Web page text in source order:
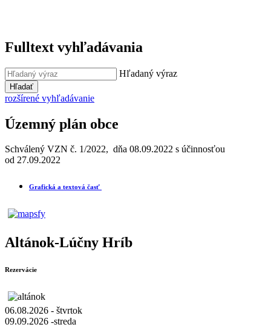
Fulltext vyhľadávania
Hľadaný výraz
Hľadať
rozšírené vyhľadávanie
Územný plán obce
Schválený VZN č. 1/2022, dňa 08.09.2022 s účinnosťou
od 27.09.2022
Grafická a textová časť
Altánok-Lúčny Hríb
Rezervácie
06.08.2026 - štvrtok
09.09.2026 -streda